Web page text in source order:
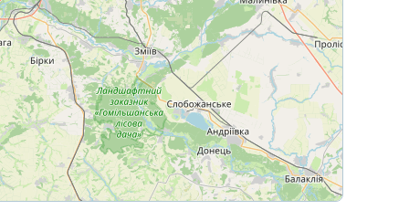
Leaflet |© OpenStreetMap contributors